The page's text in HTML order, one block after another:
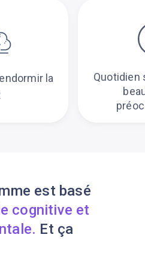
la
Quotidien
est basé
cognitive et
Et ça